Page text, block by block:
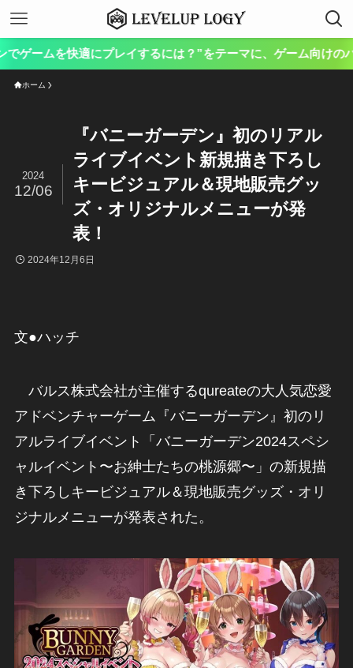
本サイト
ホーム
『バニーガーデン』初のリアル
ライブイベント新規描き下ろし
キービジュアル＆現地販売グッ
ズ・オリジナルメニューが発
表！
2024
12/06
2024年12月6日
文●ハッチ
バルス株式会社が主催するqureateの大人気恋愛
アドベンチャーゲーム『バニーガーデン』初のリ
アルライブイベント「バニーガーデン2024スペシ
ャルイベント〜お紳士たちの桃源郷〜」の新規描
き下ろしキービジュアル＆現地販売グッズ・オリ
ジナルメニューが発表された。